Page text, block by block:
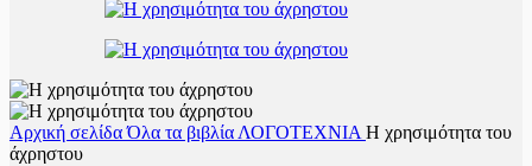
Αρχική σελίδαΌλα τα βιβλία ΛΟΓΟΤΕΧΝΙΑ Η χρησιμότητα του
άχρηστου